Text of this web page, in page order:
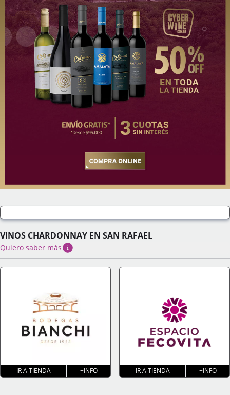
VINOS CHARDONNAY EN SAN RAFAEL
Quiero saber más
IR A TIENDA +INFO IR A TIENDA +INFO